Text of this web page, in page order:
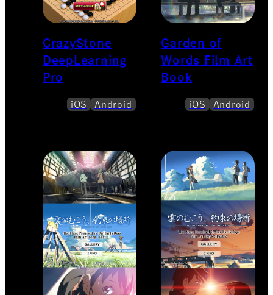
CrazyStone
DeepLearning
Pro
iOS Android
Garden of
Words Film Art
Book
iOS Android